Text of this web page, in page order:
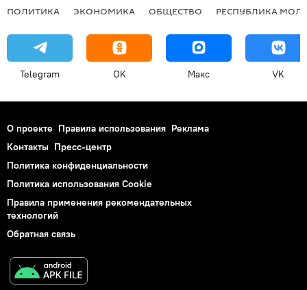
ПОЛИТИКА ЭКОНОМИКА ОБЩЕСТВО РЕСПУБЛИКА
Telegram OK Макс VK
О проекте Правила использования Реклама
Контакты Пресс-центр
Политика конфиденциальности
Политика использования Cookie
Правила применения рекомендательных
технологий
Обратная связь